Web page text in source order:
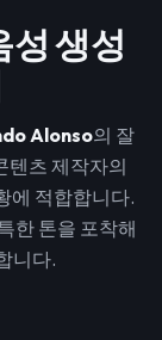
성 생성
Alonso의 잘
텐츠 제작자의
에 적합합니다.
한 톤을 포착해
니다.